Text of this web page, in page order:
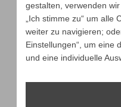
gestalten, verwenden
„Ich stimme zu“ um
weiter zu navigieren;
Einstellungen“, um eine
und eine individuelle